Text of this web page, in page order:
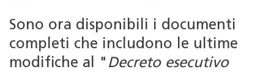
Sono ora disponibili i documenti
completi che includono le ultime
modifiche al " Decreto esecutivo